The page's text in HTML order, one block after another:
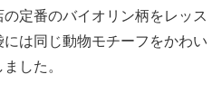
定番のバイオリン柄をレッス
は同じ動物モチーフをかわい
した。